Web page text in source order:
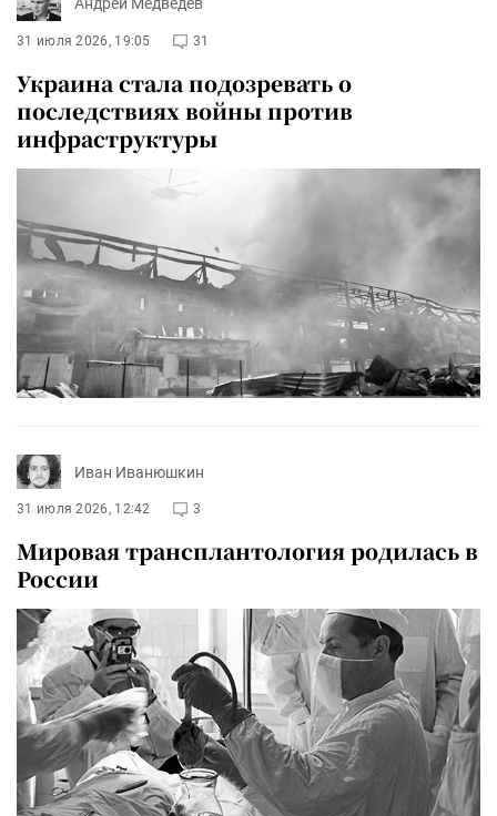
Андрей Медведев
31 июля 2026, 19:05 31
Украина стала подозревать о
последствиях войны против
инфраструктуры
Иван Иванюшкин
31 июля 2026, 12:42 3
Мировая трансплантология родилась в
России